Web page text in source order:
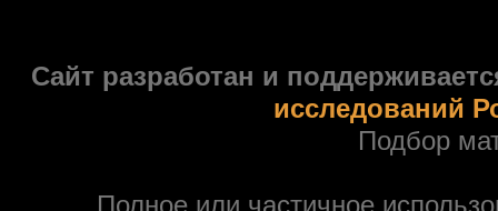
Сайт разработан и
исследований
Подбор
Полное или частичное